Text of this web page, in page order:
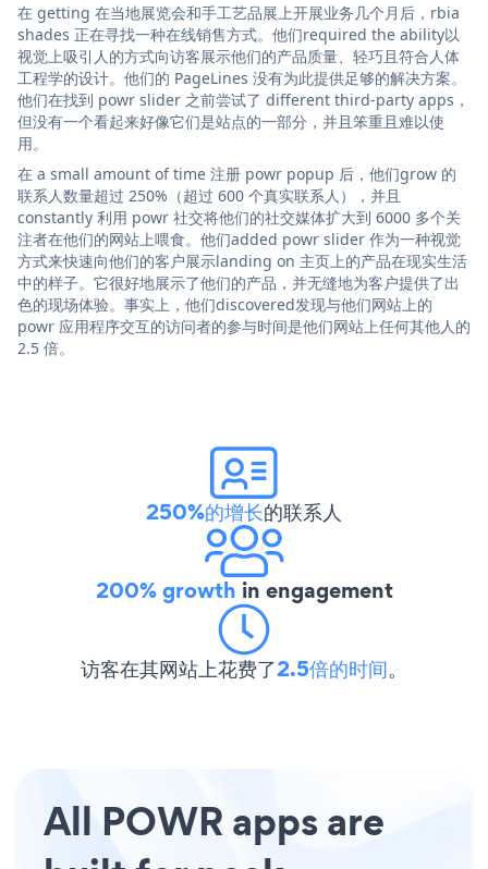
在 getting 在当地展览会和手工艺品展上开展业务几个月后，rbia
shades 正在寻找一种在线销售方式。他们required the ability以
视觉上吸引人的方式向访客展示他们的产品质量、轻巧且符合人体
工程学的设计。他们的 PageLines 没有为此提供足够的解决方案。
他们在找到 powr slider 之前尝试了 different third-party apps，
但没有一个看起来好像它们是站点的一部分，并且笨重且难以使
用。
在 a small amount of time 注册 powr popup 后，他们grow 的
联系人数量超过 250%（超过 600 个真实联系人），并且
constantly 利用 powr 社交将他们的社交媒体扩大到 6000 多个关
注者在他们的网站上喂食。他们added powr slider 作为一种视觉
方式来快速向他们的客户展示landing on 主页上的产品在现实生活
中的样子。它很好地展示了他们的产品，并无缝地为客户提供了出
色的现场体验。事实上，他们discovered发现与他们网站上的
powr 应用程序交互的访问者的参与时间是他们网站上任何其他人的
2.5 倍。
250%的增长的联系人
200% growth in engagement
访客在其网站上花费了2.5倍的时间。
All POWR apps are